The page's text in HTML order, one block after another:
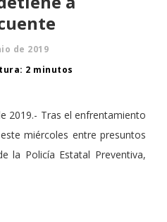
de 2019
2 minutos
2019.- Tras el enfrentamiento
miércoles entre presuntos
la Policía Estatal Preventiva,